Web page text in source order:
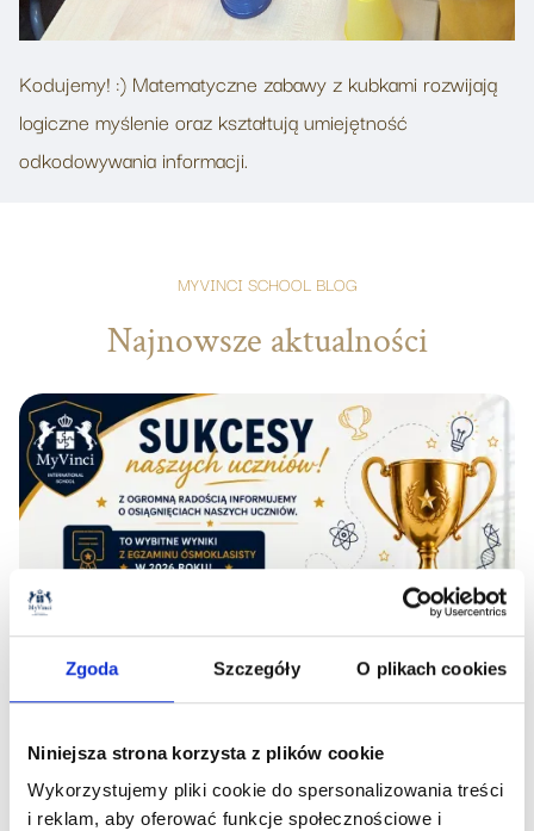
Zgoda Szczegóły O plikach cookies
Niniejsza strona korzysta z plików cookie
Wykorzystujemy pliki cookie do spersonalizowania treści
i reklam, aby oferować funkcje społecznościowe i
Kodujemy! :) Matematyczne zabawy z kubkami rozwijają
logiczne myślenie oraz kształtują umiejętność
odkodowywania informacji.
MYVINCI SCHOOL BLOG
Najnowsze aktualności
03.07.2026
Wyniki Egzaminu Ósmoklasisty 2026